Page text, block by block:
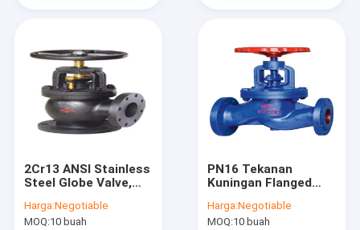
2Cr13 ANSI Stainless
Steel Globe Valve,
Globe Valve
Harga:Negotiable
MOQ:10 buah
PN16 Tekanan
Kuningan Flanged
Anti Korosi
Harga:Negotiable
MOQ:10 buah